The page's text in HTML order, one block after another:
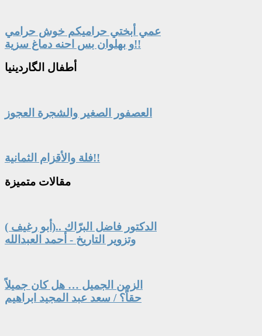
عمي أبختي حراميكم خوش حرامي
و بهلوان بس احنه دماغ سزية!!
أطفال الگاردينيا
العصفور الصغير والشجرة العجوز
فلة والأقزام الثمانية!!
مقالات متميزة
الدكتور فاضل البرّاك ..(أبو رغيف )
وتزوير التاريخ - أحمد العبدالله
الزمن الجميل … هل كان جميلاً
حقاً؟ / سعد عبد المجيد ابراهيم